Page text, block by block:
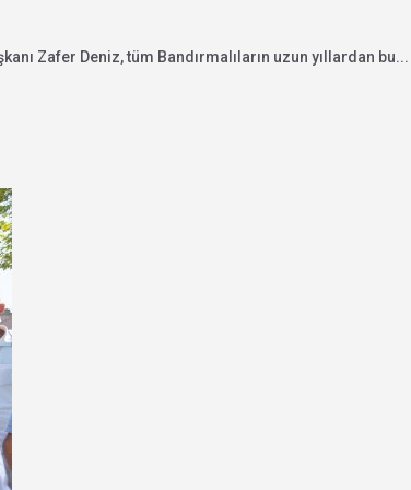
Zafer Deniz, tüm Bandırmalıların uzun yıllardan bu...